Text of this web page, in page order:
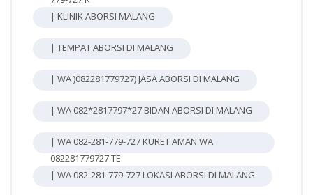
| KLINIK ABORSI MALANG
| TEMPAT ABORSI DI MALANG
| WA )082281779727) JASA ABORSI DI MALANG
| WA 082*2817797*27 BIDAN ABORSI DI MALANG
| WA 082-281-779-727 KURET AMAN WA
082281779727 TE
| WA 082-281-779-727 LOKASI ABORSI DI MALANG